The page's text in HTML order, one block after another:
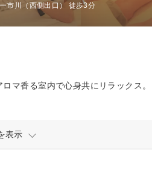
市川（西側出口） 徒歩3分
マ香る室内で心身共にリラックス
表示